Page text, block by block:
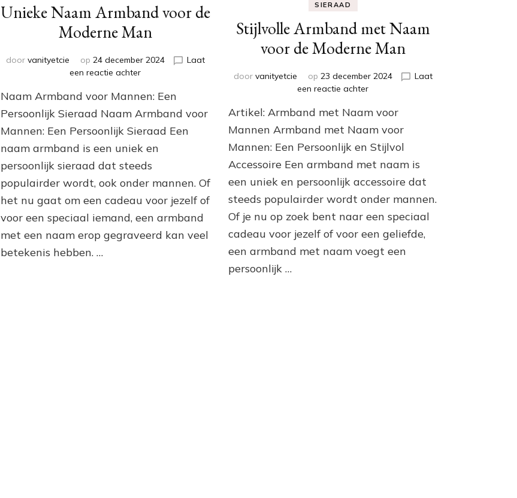
Unieke Naam Armband voor de
Moderne Man
door vanityetcie op 24 december 2024
Laat
een reactie achterop
Naam
Armband
de
Moderne
Man
Naam Armband voor Mannen: Een
Persoonlijk Sieraad Naam Armband voor
Mannen: Een Persoonlijk Sieraad Een
naam armband is een uniek en
persoonlijk sieraad dat steeds
populairder wordt, ook onder mannen. Of
het nu gaat om een cadeau voor jezelf of
voor een speciaal iemand, een armband
met een naam erop gegraveerd kan veel
betekenis hebben. …
SIERAAD
Stijlvolle Armband met Naam
voor de Moderne Man
door vanityetcie op 23 december 2024
Laat
een reactie achterop
Armband
met
voor
de
Moderne
Man
Artikel: Armband met Naam voor
Mannen Armband met Naam voor
Mannen: Een Persoonlijk en Stijlvol
Accessoire Een armband met naam is
een uniek en persoonlijk accessoire dat
steeds populairder wordt onder mannen.
Of je nu op zoek bent naar een speciaal
cadeau voor jezelf of voor een geliefde,
een armband met naam voegt een
persoonlijk …